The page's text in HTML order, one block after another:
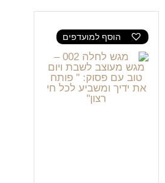
הוסף למועדפים